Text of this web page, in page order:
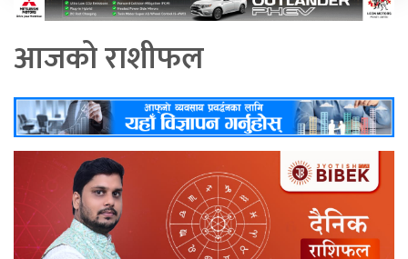
आजको राशीफल